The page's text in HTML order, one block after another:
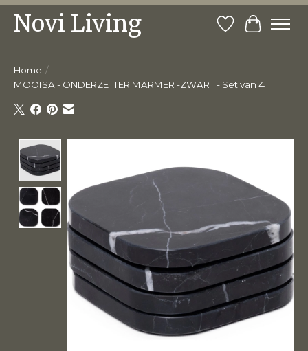
Novi Living Verlanglijst
Home /
MOOISA - ONDERZETTER MARMER -ZWART - Set van 4